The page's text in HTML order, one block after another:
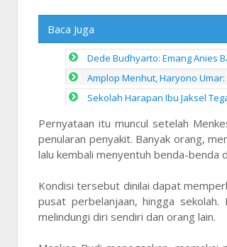
Baca Juga
Dede Budhyarto: Emang Anies
Amplop Menhut, Haryono
Sekolah Harapan Ibu Jaksel
Pernyataan itu muncul setelah
penularan penyakit. Banyak orang,
lalu kembali menyentuh benda-benda
Kondisi tersebut dinilai dapat
pusat perbelanjaan, hingga
melindungi diri sendiri dan orang lain.